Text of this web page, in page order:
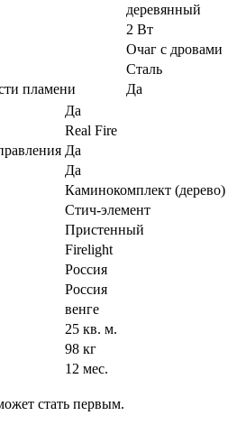
деревянный
2 Вт
Очаг с дровами
Сталь
пламени
Да
Да
Real Fire
Да
Да
Каминокомплект (дерево)
Стич-элемент
Пристенный
Firelight
Россия
Россия
венге
25 кв. м.
98 кг
12 мес.
стать первым.